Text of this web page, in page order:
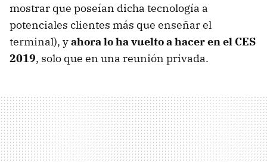
mostrar que poseían dicha tecnología a
potenciales clientes más que enseñar el
terminal), yahora lo ha vuelto a hacer en el CES
2019, solo que en una reunión privada.